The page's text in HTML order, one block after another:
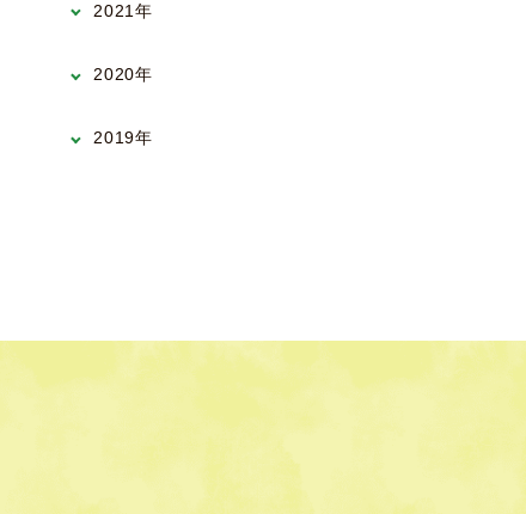
2021年
2020年
2019年